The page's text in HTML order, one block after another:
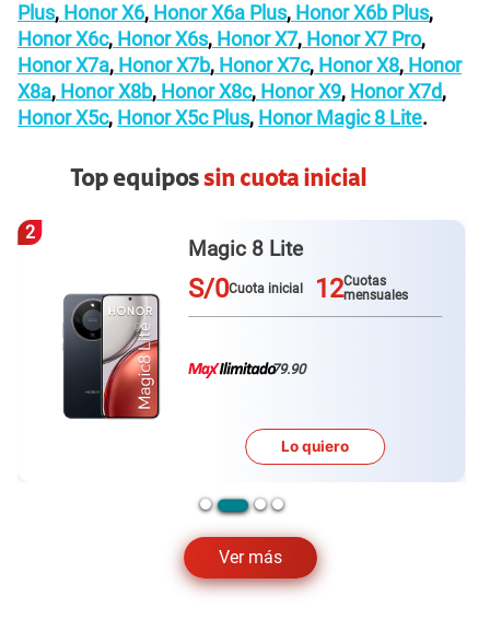
Plus, Honor X6, Honor X6a Plus, Honor X6b Plus,
Honor X6c, Honor X6s, Honor X7, Honor X7 Pro,
Honor X7a, Honor X7b, Honor X7c, Honor X8, Honor
X8a, Honor X8b, Honor X8c, Honor X9, Honor X7d,
Honor X5c, Honor X5c Plus, Honor Magic 8 Lite.
Top equipossin cuota inicial
Ver más
Galaxy A57
S/0Cuota inicial 12Cuotas
mensuales
79.90
Lo quiero